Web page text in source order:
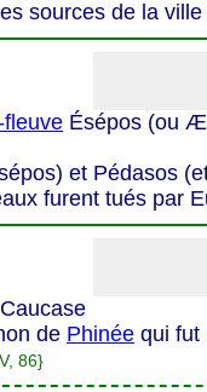
sources de la
Ésépos (ou
et Pédasos
furent tués par
de Phinée qui fut
86}